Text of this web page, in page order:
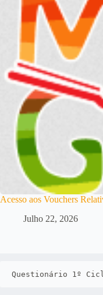
Acesso aos Vouchers
Julho 22, 2026
Questionário 1º